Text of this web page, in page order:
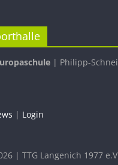
| Philipp-
| Login
| TTG Langenich 1977